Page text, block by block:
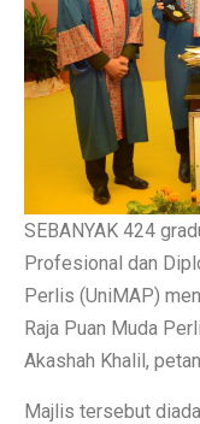
SEBANYAK 424
Profesional dan
Perlis (UniMAP)
Raja Puan Muda
Akashah Khalil,
Majlis tersebut